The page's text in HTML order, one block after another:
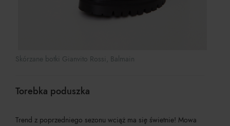
Skórzane botki Gianvito Rossi, Balmain
Torebka poduszka
Trend z poprzedniego sezonu wciąż ma się świetnie! Mowa